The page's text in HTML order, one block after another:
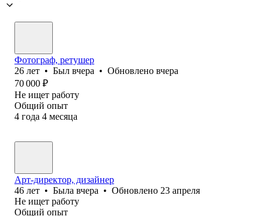
Фотограф, ретушер
26 лет • Был вчера • Обновлено вчера
70 000 ₽
Не ищет работу
Общий опыт
4 года 4 месяца
Арт-директор, дизайнер
46 лет • Была вчера • Обновлено 23 апреля
Не ищет работу
Общий опыт